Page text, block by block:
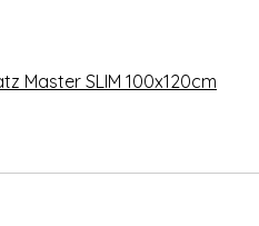
Master SLIM 100x120cm